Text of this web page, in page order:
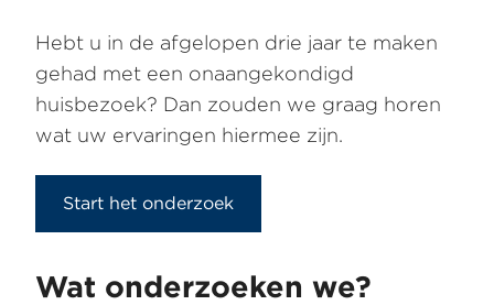
Hebt u in de afgelopen drie jaar te maken
gehad met een onaangekondigd
huisbezoek? Dan zouden we graag horen
wat uw ervaringen hiermee zijn.
Start het onderzoek
Wat onderzoeken we?